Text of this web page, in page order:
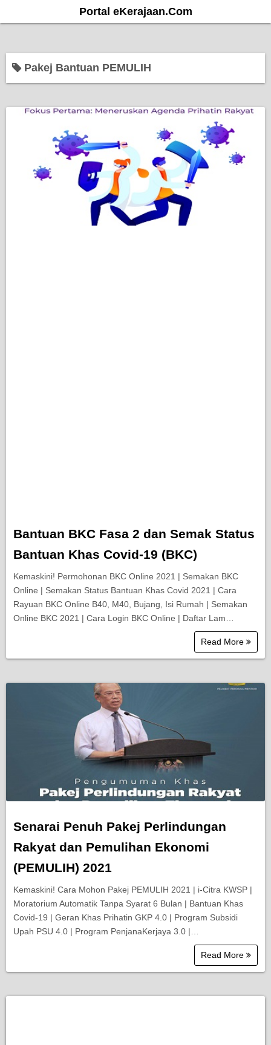
k
Portal eKerajaan.Com
Pakej Bantuan PEMULIH
Bantuan BKC Fasa 2 dan Semak Status
Bantuan Khas Covid-19 (BKC)
Kemaskini! Permohonan BKC Online 2021 | Semakan BKC
Online | Semakan Status Bantuan Khas Covid 2021 | Cara
Rayuan BKC Online B40, M40, Bujang, Isi Rumah | Semakan
Online BKC 2021 | Cara Login BKC Online | Daftar Lam…
Read More
Senarai Penuh Pakej Perlindungan
Rakyat dan Pemulihan Ekonomi
(PEMULIH) 2021
Kemaskini! Cara Mohon Pakej PEMULIH 2021 | i-Citra KWSP |
Moratorium Automatik Tanpa Syarat 6 Bulan | Bantuan Khas
Covid-19 | Geran Khas Prihatin GKP 4.0 | Program Subsidi
Upah PSU 4.0 | Program PenjanaKerjaya 3.0 |…
Read More